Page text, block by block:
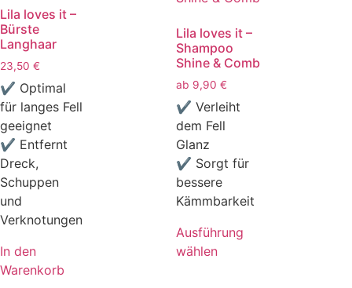
Lila loves it –
Bürste
Langhaar
23,50 €
✔ Optimal
für langes Fell
geeignet
✔ Entfernt
Dreck,
Schuppen
und
Verknotungen
In den
Warenkorb
Lila loves it –
Shampoo
Shine & Comb
ab 9,90 €
✔ Verleiht
dem Fell
Glanz
✔ Sorgt für
bessere
Kämmbarkeit
Ausführung
wählen